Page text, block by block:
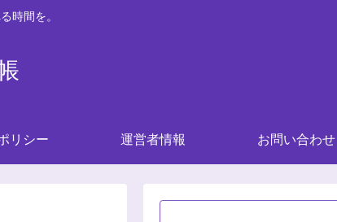
時間を。
リシー 運営者情報 お問い合わせ